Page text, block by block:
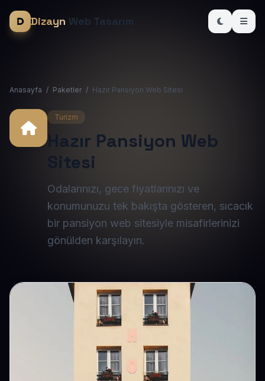
Dizayn Web Tasarım
Anasayfa / Paketler / Hazır Pansiyon Web Sitesi
Turizm
Hazır Pansiyon Web
Sitesi
Odalarınızı, gece fiyatlarınızı ve
konumunuzu tek bakışta gösteren, sıcacık
bir pansiyon web sitesiyle misafirlerinizi
gönülden karşılayın.